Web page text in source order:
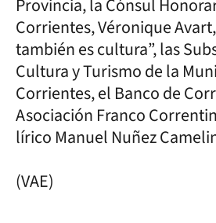
Provincia, la Cónsul
Corrientes, Véronique
también es cultura”, las
Cultura y Turismo de la
Corrientes, el Banco de
Asociación Franco
lírico Manuel Nuñez
(VAE)